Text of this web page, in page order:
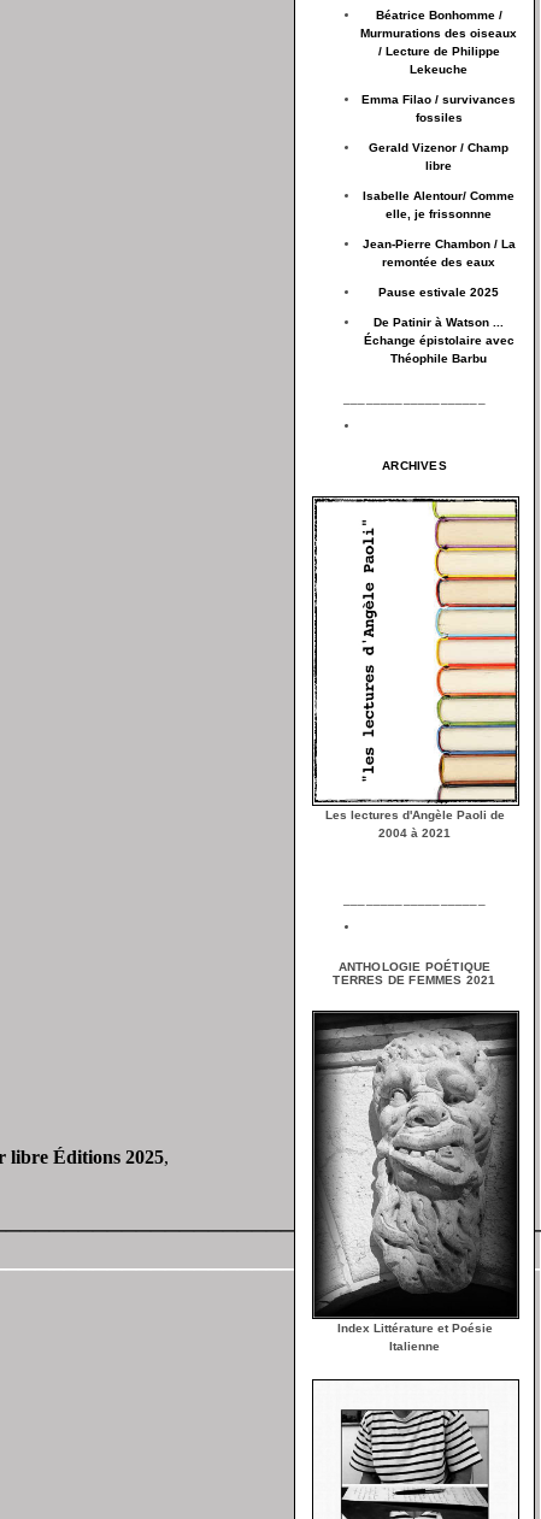
libre Éditions 2025,
Béatrice Bonhomme /
Murmurations des oiseaux
/ Lecture de Philippe
Lekeuche
Emma Filao / survivances
fossiles
Gerald Vizenor / Champ
libre
Isabelle Alentour/ Comme
elle, je frissonnne
Jean-Pierre Chambon / La
remontée des eaux
Pause estivale 2025
De Patinir à Watson ...
Échange épistolaire avec
Théophile Barbu
ARCHIVES
Les lectures d'Angèle Paoli de
2004 à 2021
ANTHOLOGIE POÉTIQUE
TERRES DE FEMMES 2021
Index Littérature et Poésie
Italienne